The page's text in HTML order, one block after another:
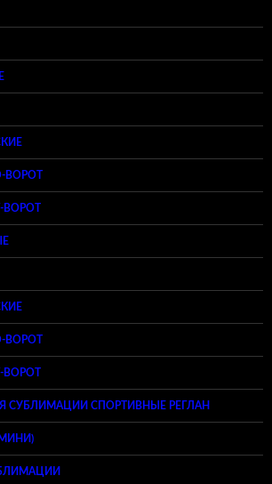
ВОРОТ
ВОРОТ
ВОРОТ
ВОРОТ
СУБЛИМАЦИИ СПОРТИВНЫЕ РЕГЛАН